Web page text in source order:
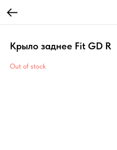
Крыло заднее Fit GD R
Out of stock